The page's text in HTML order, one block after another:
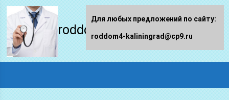
roddom4-kaliningrad.ru
Для любых предложений по сайту:
roddom4-kaliningrad@cp9.ru